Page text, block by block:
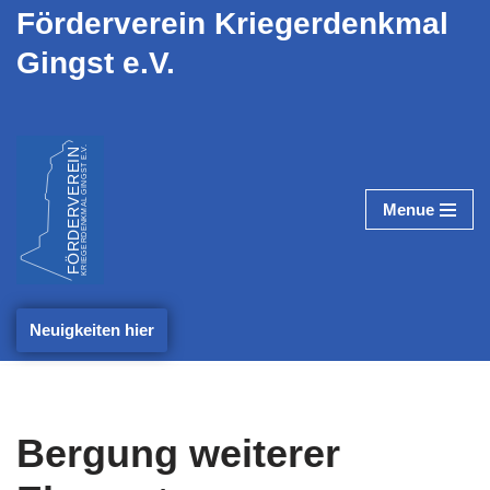
Zum
Förderverein Kriegerdenkmal
Gingst e.V.
Menue
Neuigkeiten hier
Bergung weiterer